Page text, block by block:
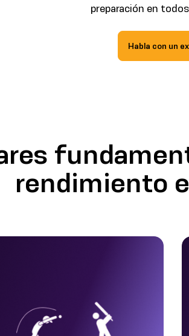
preparación en
Habla con un
rendimiento